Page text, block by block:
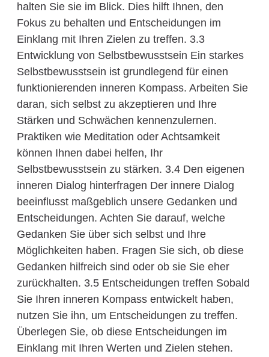
halten Sie sie im Blick. Dies hilft Ihnen, den
Fokus zu behalten und Entscheidungen im
Einklang mit Ihren Zielen zu treffen. 3.3
Entwicklung von Selbstbewusstsein Ein starkes
Selbstbewusstsein ist grundlegend für einen
funktionierenden inneren Kompass. Arbeiten Sie
daran, sich selbst zu akzeptieren und Ihre
Stärken und Schwächen kennenzulernen.
Praktiken wie Meditation oder Achtsamkeit
können Ihnen dabei helfen, Ihr
Selbstbewusstsein zu stärken. 3.4 Den eigenen
inneren Dialog hinterfragen Der innere Dialog
beeinflusst maßgeblich unsere Gedanken und
Entscheidungen. Achten Sie darauf, welche
Gedanken Sie über sich selbst und Ihre
Möglichkeiten haben. Fragen Sie sich, ob diese
Gedanken hilfreich sind oder ob sie Sie eher
zurückhalten. 3.5 Entscheidungen treffen Sobald
Sie Ihren inneren Kompass entwickelt haben,
nutzen Sie ihn, um Entscheidungen zu treffen.
Überlegen Sie, ob diese Entscheidungen im
Einklang mit Ihren Werten und Zielen stehen.